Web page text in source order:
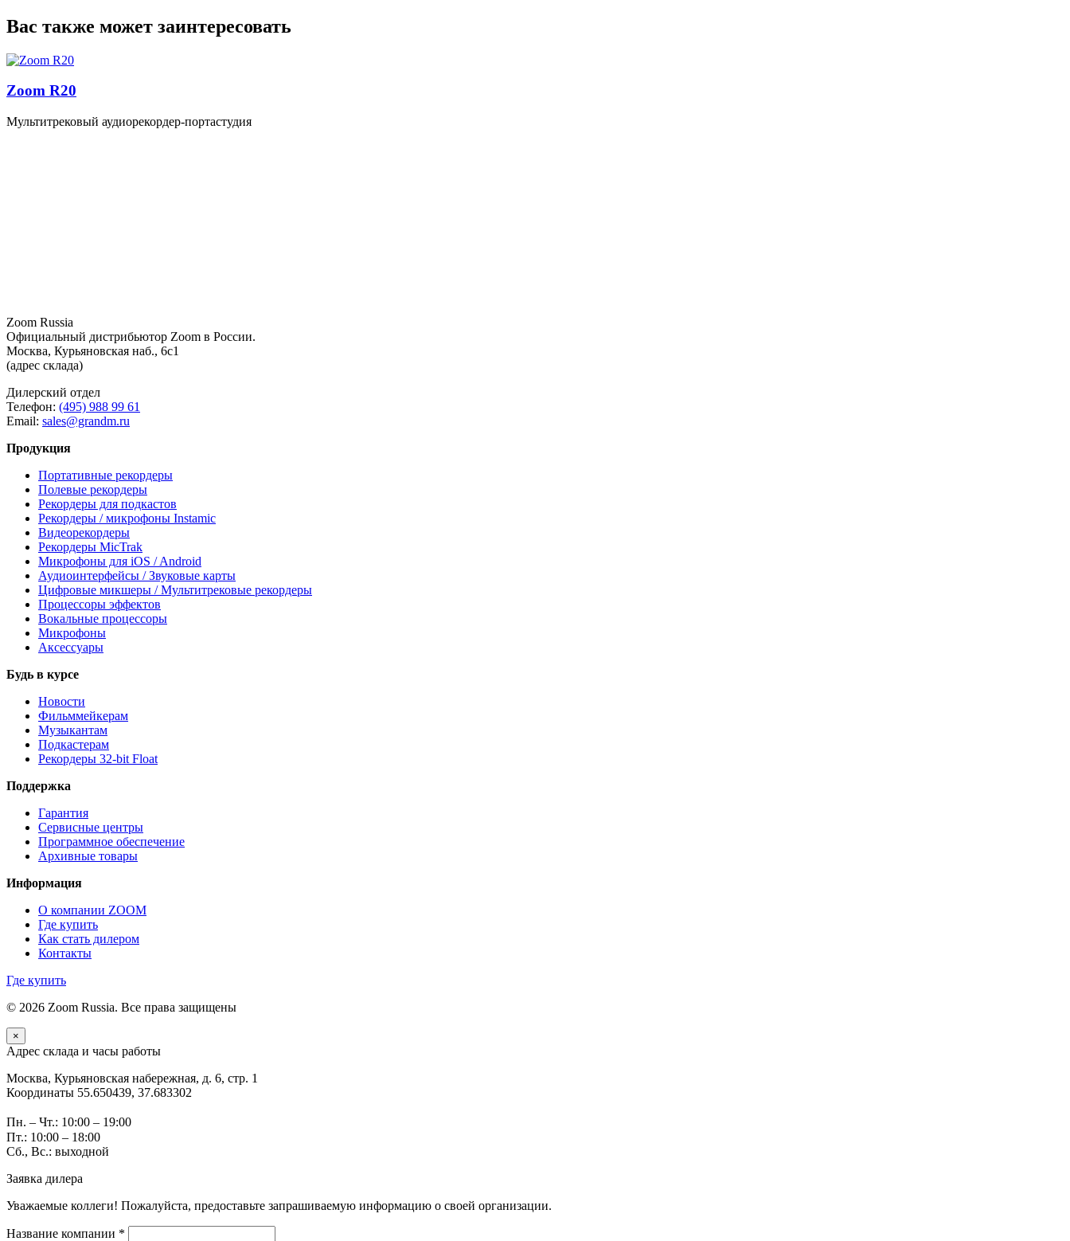
Вас также может заинтересовать
Zoom R20
Мультитрековый аудиорекордер-портастудия
Zoom Russia
Официальный дистрибьютор Zoom в России.
Москва, Курьяновская наб., 6с1
(адрес склада)
Дилерский отдел
Телефон: (495) 988 99 61
Email: sales@grandm.ru
Продукция
Портативные рекордеры
Полевые рекордеры
Рекордеры для подкастов
Рекордеры / микрофоны Instamic
Видеорекордеры
Рекордеры MicTrak
Микрофоны для iOS / Android
Аудиоинтерфейсы / Звуковые карты
Цифровые микшеры / Мультитрековые рекордеры
Процессоры эффектов
Вокальные процессоры
Микрофоны
Аксессуары
Будь в курсе
Новости
Фильммейкерам
Музыкантам
Подкастерам
Рекордеры 32‑bit Float
Поддержка
Гарантия
Сервисные центры
Программное обеспечение
Архивные товары
Информация
О компании ZOOM
Где купить
Как стать дилером
Контакты
Где купить
© 2026 Zoom Russia. Все права защищены
×
Адрес склада и часы работы
Москва, Курьяновская набережная, д. 6, стр. 1
Координаты 55.650439, 37.683302
Пн. – Чт.: 10:00 – 19:00
Пт.: 10:00 – 18:00
Сб., Вс.: выходной
Заявка дилера
Уважаемые коллеги! Пожалуйста, предоставьте запрашиваемую информацию о своей организации.
Название компании *